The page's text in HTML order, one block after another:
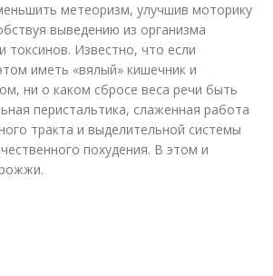
метеоризм, улучшив моторику
выведению из организма
токсинов. Известно, что если
иметь «вялый» кишечник и
ни о каком сбросе веса речи быть
перистальтика, слаженная работа
тракта и выделительной системы
похудения. В этом и